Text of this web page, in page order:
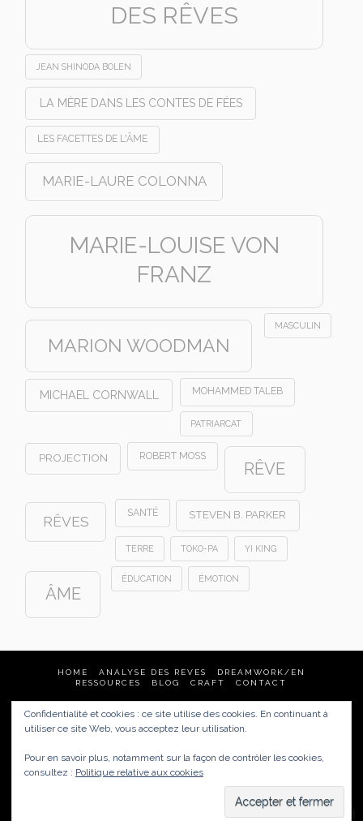
DES RÊVES
JEAN SHINODA BOLEN
LA MÈRE DANS LES CONTES DE FÉES
LES FACETTES DE L'ÂME
MARIE-LAURE COLONNA
MARIE-LOUISE VON
FRANZ
MARION WOODMAN
MASCULIN
MICHAEL CORNWALL MOHAMMED TALEB
PATRIARCAT
PROJECTION ROBERT MOSS
RÊVE
RÊVES
SANTÉ STEVEN B. PARKER
TERRE TOKO-PA YI KING
ÂME
ÉDUCATION ÉMOTION
HOME ANALYSE DES REVES
DREAMWORK/EN
RESSOURCES
BLOG CRAFT CONTACT
Analyse des rêves & Dream Tending
href="https://carnetsdereves.eu/politique-de-
Confidentialité et cookies : ce site utilise des cookies. En continuant à
utiliser ce site Web, vous acceptez leur utilisation.
Pour en savoir plus, notamment sur la façon de contrôler les cookies,
consultez : Politique relative aux cookies